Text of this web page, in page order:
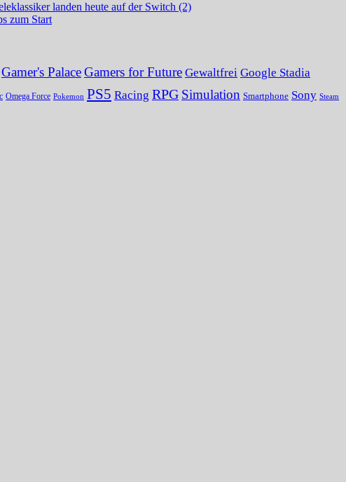
landen heute auf der Switch (2)
zum Start
Gamer's PalaceGamers for Future Gewaltfrei Google Stadia
Omega Force Pokemon PS5 Racing RPG Simulation Smartphone Sony Steam